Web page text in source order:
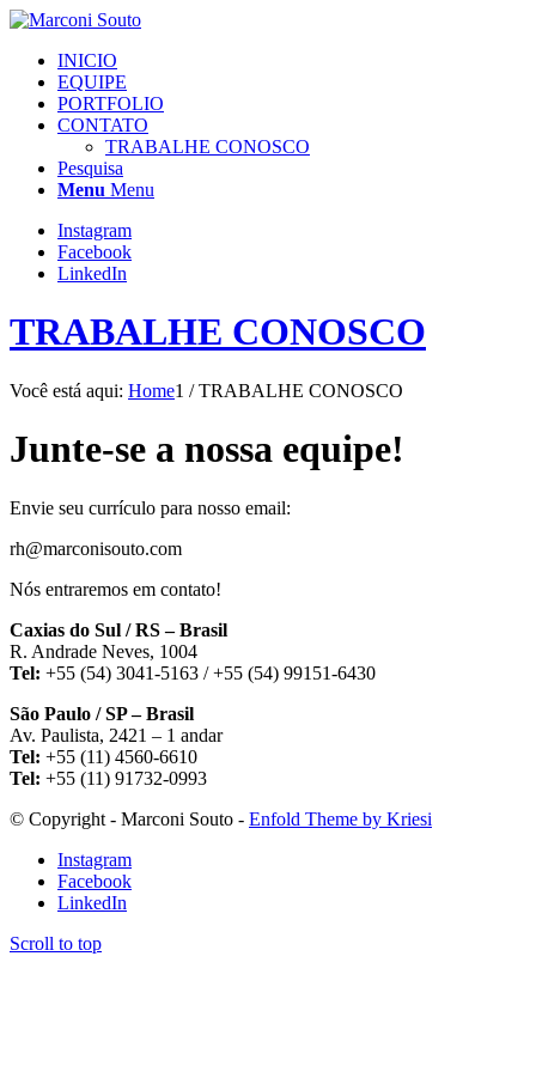
INICIO
EQUIPE
PORTFOLIO
CONTATO
TRABALHE CONOSCO
Pesquisa
Menu Menu
Instagram
Facebook
LinkedIn
TRABALHE CONOSCO
Você está aqui: Home1 / TRABALHE CONOSCO
Junte-se a nossa equipe!
Envie seu currículo para nosso email:
rh@marconisouto.com
Nós entraremos em contato!
Caxias do Sul / RS – Brasil
R. Andrade Neves, 1004
Tel: +55 (54) 3041-5163 / +55 (54) 99151-6430
São Paulo / SP – Brasil
Av. Paulista, 2421 – 1 andar
Tel: +55 (11) 4560-6610
Tel: +55 (11) 91732-0993
© Copyright - Marconi Souto - Enfold Theme by Kriesi
Instagram
Facebook
LinkedIn
Scroll to top